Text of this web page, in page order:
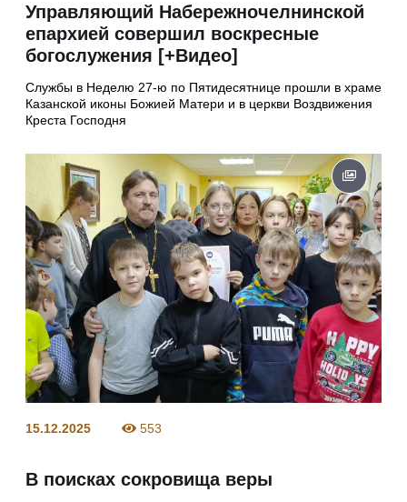
Управляющий Набережночелнинской
епархией совершил воскресные
богослужения [+Видео]
Службы в Неделю 27-ю по Пятидесятнице прошли в храме
Казанской иконы Божией Матери и в церкви Воздвижения
Креста Господня
15.12.2025 553
В поисках сокровища веры